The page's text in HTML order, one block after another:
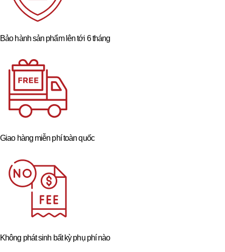
Bảo hành sản phẩm lên tới 6 tháng
Giao hàng miễn phí toàn quốc
Không phát sinh bất kỳ phụ phí nào